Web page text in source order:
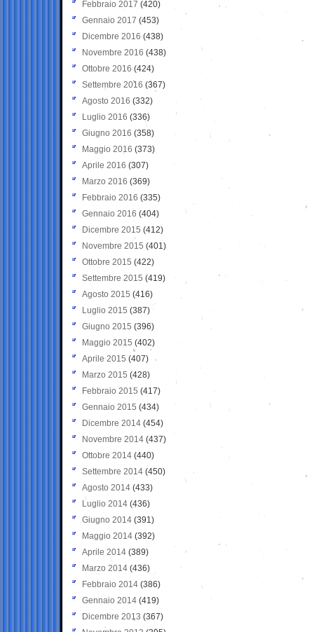
Febbraio 2017 (420)
Gennaio 2017 (453)
Dicembre 2016 (438)
Novembre 2016 (438)
Ottobre 2016 (424)
Settembre 2016 (367)
Agosto 2016 (332)
Luglio 2016 (336)
Giugno 2016 (358)
Maggio 2016 (373)
Aprile 2016 (307)
Marzo 2016 (369)
Febbraio 2016 (335)
Gennaio 2016 (404)
Dicembre 2015 (412)
Novembre 2015 (401)
Ottobre 2015 (422)
Settembre 2015 (419)
Agosto 2015 (416)
Luglio 2015 (387)
Giugno 2015 (396)
Maggio 2015 (402)
Aprile 2015 (407)
Marzo 2015 (428)
Febbraio 2015 (417)
Gennaio 2015 (434)
Dicembre 2014 (454)
Novembre 2014 (437)
Ottobre 2014 (440)
Settembre 2014 (450)
Agosto 2014 (433)
Luglio 2014 (436)
Giugno 2014 (391)
Maggio 2014 (392)
Aprile 2014 (389)
Marzo 2014 (436)
Febbraio 2014 (386)
Gennaio 2014 (419)
Dicembre 2013 (367)